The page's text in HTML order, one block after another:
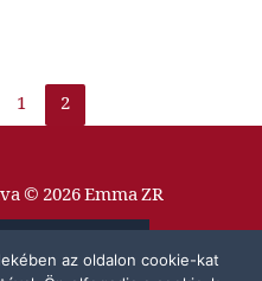
1 2
© 2026 Emma ZR
az oldalon cookie-kat